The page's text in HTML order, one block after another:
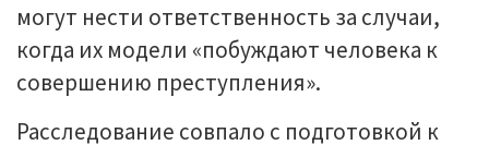
могут нести ответственность за случаи,
когда их модели «побуждают человека к
совершению преступления».
Расследование совпало с подготовкой к